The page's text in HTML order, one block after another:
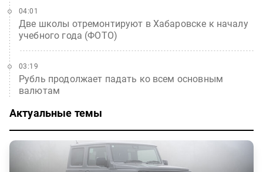
Две школы отремонтируют в Хабаровске к началу
учебного года (ФОТО)
04:01
Рубль продолжает падать ко всем основным
валютам
03:19
Актуальные темы